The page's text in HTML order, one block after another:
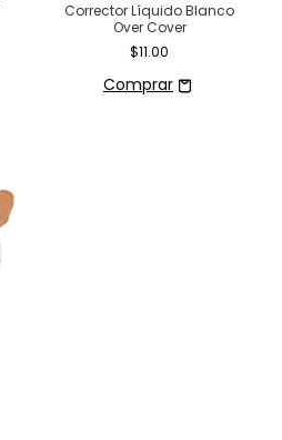
Corrector Líquido Blanco
Over Cover
$11.00